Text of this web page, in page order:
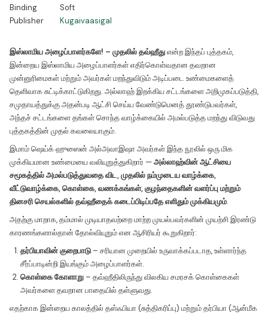
Binding
Soft
Publisher
Kugaivaasigal
இஸ்லாமிய அழைப்பாளர்களே! – முதலில் தவ்ஹீதுஎன்ற இந்தப் புத்தகம்,
இன்றைய இஸ்லாமிய அழைப்பாளர்கள் எதிர்கொள்வதான தவறான
முன்னுரிமைகள் மற்றும் அவர்கள் மறந்துவிடும் அடிப்படை உண்மைகளைத்
தெளிவாக சுட்டிக்காட்டுகிறது. அல்லாஹ் இறக்கிய சட்டங்களை அறிமுகப்படுத்தி,
சமுதாயத்துக்கு அதன்படி ஆட்சி செய்ய வேண்டுமெனத் தூண்டுபவர்கள்,
அந்தச் சட்டங்களை தங்கள் சொந்த வாழ்க்கையில் அமல்படுத்த மறந்து விடுவது
புத்தகத்தின் முதல் கவலையாகும்.
இமாம் ஷெய்க் ஹுஸைன் அல்அவாஇஷா அவர்கள் இந்த நூலில் ஒரு மிக
முக்கியமான உண்மையை வலியுறுத்துகிறார் —அல்லாஹ்வின் ஆட்சியை
சமூகத்தில் அமல்படுத்துவதை விட, முதலில் நம்முடைய வாழ்க்கை,
வீட்டுவாழ்க்கை, கொள்கை, வணக்கங்கள், குழந்தைகளின் வளர்ப்பு மற்றும்
தினசரி செயல்களில் தவ்ஹீதைக் கடைப்பிடிப்பதே எளிதும் முக்கியமும்.
அதற்கு மாறாக, தம்மால் முடியாதவற்றை மாற்ற முயல்பவர்களின் முயற்சி இரண்டு
காரணங்களால்தான் தோல்வியுறும் என ஆசிரியர் கூறுகிறார்:
தர்பியாவின் குறைபாடு– சரியான முறையில் உருவாக்கப்படாத, உள்ளார்ந்த
சீர்ப்பாடின்றி இயங்கும் அழைப்பாளர்கள்.
கொள்கை கோளாறு – தவ்ஹீதிலிருந்து விலகிய சமரசக் கொள்கைகள்
அவர்களை தவறான பாதையில் தள்ளுவது.
எதற்காக இன்றைய காலத்தில் தஸ்ஃபியா (சுத்திகரிப்பு) மற்றும் தர்பியா (ஆன்மீக